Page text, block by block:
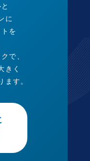
に
を
で、
きく
ます。